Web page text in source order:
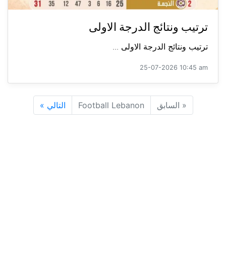
ترتيب ونتائج الدرجة الاولى
ترتيب ونتائج الدرجة الاولى ...
25-07-2026 10:45 am
« السابق Football Lebanon التالي »